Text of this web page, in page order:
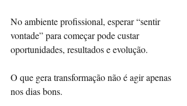
No ambiente profissional, esperar “sentir
vontade” para começar pode custar
oportunidades, resultados e evolução.
O que gera transformação não é agir apenas
nos dias bons.